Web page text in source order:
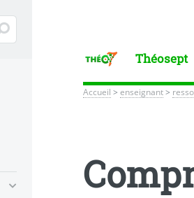
Théosept
Accueil >enseignant>